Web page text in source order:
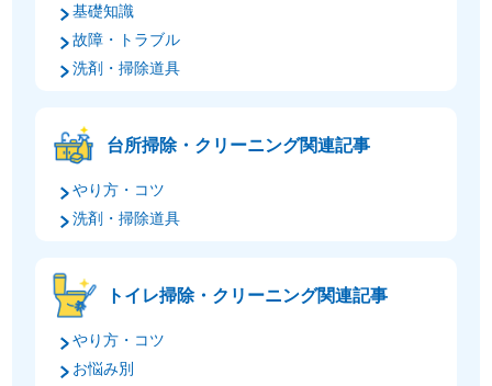
基礎知識
故障・トラブル
洗剤・掃除道具
台所掃除・クリーニング関連記事
やり方・コツ
洗剤・掃除道具
トイレ掃除・クリーニング関連記事
やり方・コツ
お悩み別